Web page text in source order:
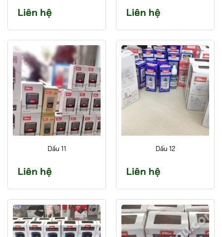
Liên hệ Liên hệ
Dấu 11
Liên hệ
Dấu 12
Liên hệ